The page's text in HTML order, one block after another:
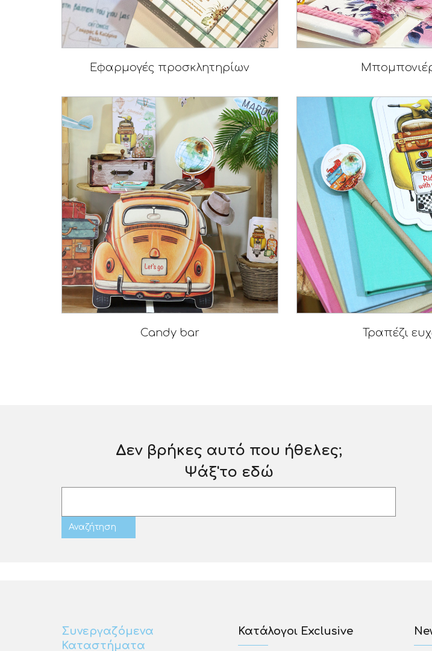
Εφαρμογές προσκλητηρίων
Candy bar Τραπέζι
Δεν βρήκες αυτό που ήθελες;
Ψάξ'το εδώ
Συνεργαζόμενα
Καταστήματα
Κατάλογοι Exclusive